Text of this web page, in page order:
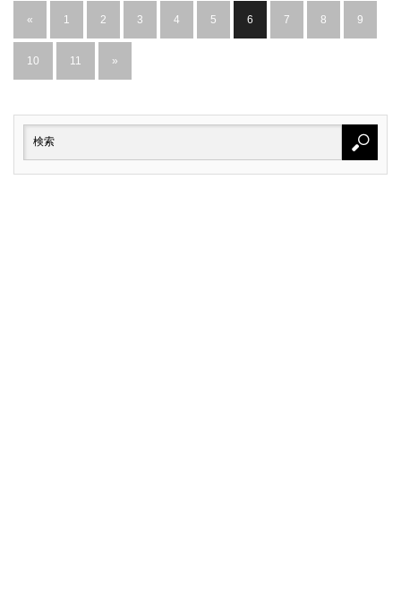
« 1 2 3 4 5 6 7 8 9
10 11 »